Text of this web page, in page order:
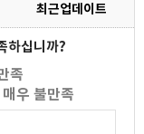
최근업데이트
하십니까?
족
매우 불만족